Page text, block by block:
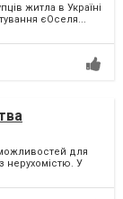
житла в Україні
єОселя...
для
нерухомістю. У